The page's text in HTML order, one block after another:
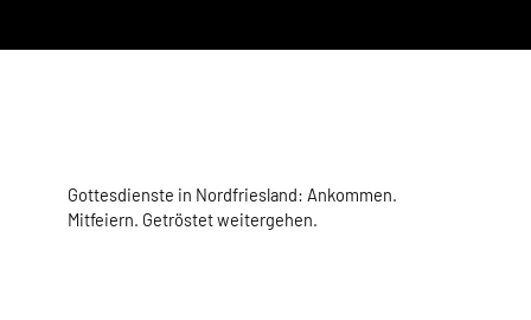
Gottesdienste in Nordfriesland: Ankommen.
Mitfeiern. Getröstet weitergehen.